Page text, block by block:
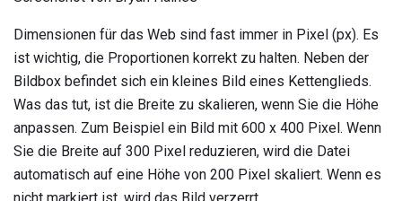
Dimensionen für das Web sind fast immer in Pixel (px). Es
ist wichtig, die Proportionen korrekt zu halten. Neben der
Bildbox befindet sich ein kleines Bild eines Kettenglieds.
Was das tut, ist die Breite zu skalieren, wenn Sie die Höhe
anpassen. Zum Beispiel ein Bild mit 600 x 400 Pixel. Wenn
Sie die Breite auf 300 Pixel reduzieren, wird die Datei
automatisch auf eine Höhe von 200 Pixel skaliert. Wenn es